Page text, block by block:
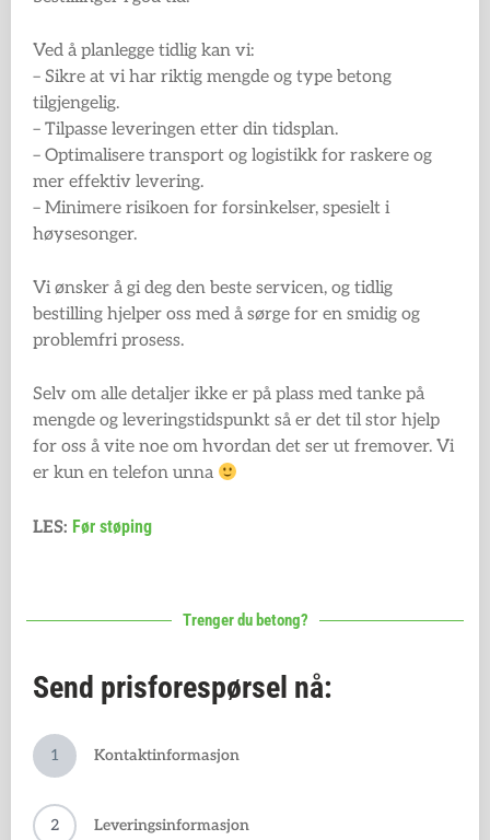
Ved å planlegge tidlig kan vi:
– Sikre at vi har riktig mengde og type betong
tilgjengelig.
– Tilpasse leveringen etter din tidsplan.
– Optimalisere transport og logistikk for raskere og
mer effektiv levering.
– Minimere risikoen for forsinkelser, spesielt i
høysesonger.
Vi ønsker å gi deg den beste servicen, og tidlig
bestilling hjelper oss med å sørge for en smidig og
problemfri prosess.
Selv om alle detaljer ikke er på plass med tanke på
mengde og leveringstidspunkt så er det til stor hjelp
for oss å vite noe om hvordan det ser ut fremover. Vi
er kun en telefon unna
LES: Før støping
Trenger du betong?
Send prisforespørsel nå:
1 Kontaktinformasjon
2 Leveringsinformasjon